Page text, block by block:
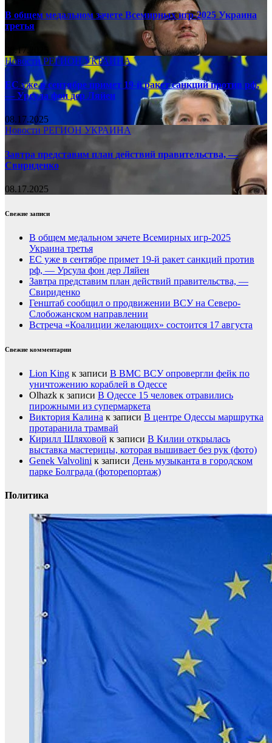
В общем медальном зачете Всемирных игр-2025 Украина
третья
08.17.2025
НовостиРЕГИОНУКРАИНА
ЕС уже в сентябре примет 19-й ракет санкций против рф,
— Урсула фон дер Ляйен
08.17.2025
Новости РЕГИОН УКРАИНА
Завтра представим план действий правительства, —
Свириденко
08.17.2025
Свежие записи
В общем медальном зачете Всемирных игр-2025
Украина третья
ЕС уже в сентябре примет 19-й ракет санкций против
рф, — Урсула фон дер Ляйен
Завтра представим план действий правительства, —
Свириденко
Генштаб сообщил о продвижении ВСУ на Северо-
Слобожанском направлении
Встреча «Коалиции желающих» состоится 17 августа
Свежие комментарии
Lion King к записи В ВМС ВСУ опровергли фейк по
уничтожению кораблей в Одессе
Olhazk к записи В Одессе 15 человек отравились
пирожными из супермаркета
Виктория Калина к записи В центре Одессы маршрутка
протаранила трамвай
Кирилл Шляховой к записи В Килии открылась
выставка мастерицы, которая вышивает без рук (фото)
Genek Valvolini к записи День музыканта в городском
парке Болграда (фоторепортаж)
Политика